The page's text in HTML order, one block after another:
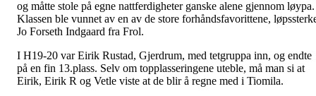
og måtte stole på egne nattferdigheter ganske alene gjennom løypa.
Klassen ble vunnet av en av de store forhåndsfavorittene,
Jo Forseth Indgaard fra Frol.
I H19-20 var Eirik Rustad, Gjerdrum, med tetgruppa inn, og endte
på en fin 13.plass. Selv om topplasseringene uteble, må man si at
Eirik, Eirik R og Vetle viste at de blir å regne med i Tiomila.